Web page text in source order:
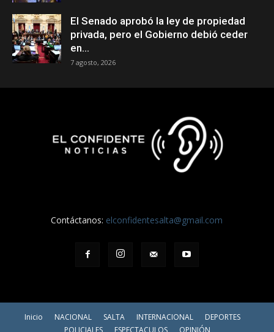
El Senado aprobó la ley de propiedad
privada, pero el Gobierno debió ceder
en...
7 agosto, 2026
Contáctanos: elconfidentesalta@gmail.com
Inicio NACIONAL SALTA INTERNACIONAL
DEPORTES